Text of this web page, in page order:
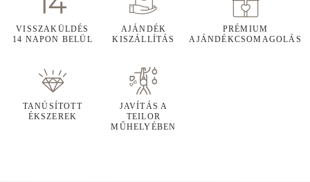
VISSZAKÜLDÉS
14 NAPON BELÜL
AJÁNDÉK
KISZÁLLÍTÁS
PRÉMIUM
AJÁNDÉKCSOMAGOLÁS
TANÚSÍTOTT
ÉKSZEREK
JAVÍTÁS A
TEILOR
MŰHELYÉBEN